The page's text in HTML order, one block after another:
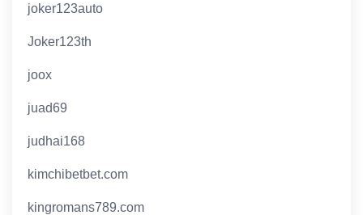
joker123auto
Joker123th
joox
juad69
judhai168
kimchibetbet.com
kingromans789.com